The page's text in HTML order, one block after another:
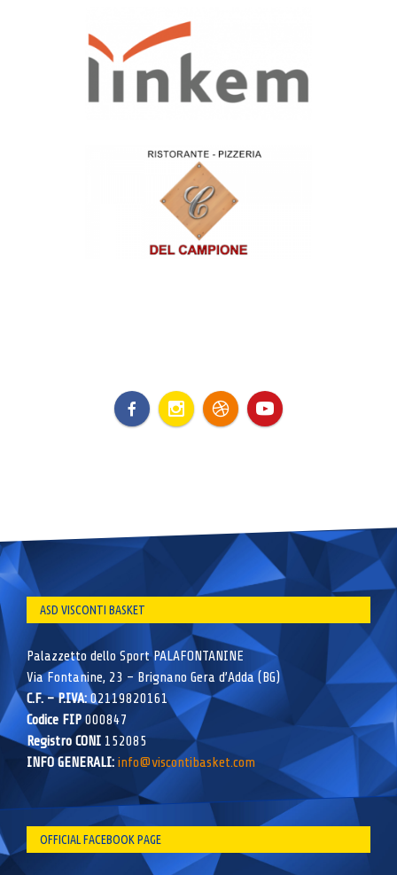
ASD VISCONTI BASKET
Palazzetto dello Sport PALAFONTANINE
Via Fontanine, 23 – Brignano Gera d’Adda (BG)
C.F. – P.IVA:02119820161
Codice FIP000847
Registro CONI 152085
INFO GENERALI: info@viscontibasket.com
OFFICIAL FACEBOOK PAGE